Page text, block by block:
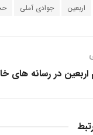
اربعین جوادی آملی
اربعین در رسانه های